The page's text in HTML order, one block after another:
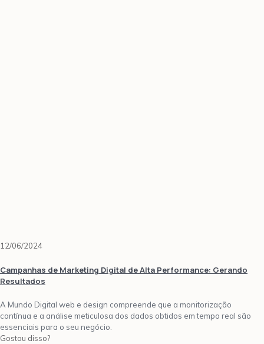
12/06/2024
Campanhas de Marketing Digital de Alta Performance: Gerando
Resultados
A Mundo Digital web e design compreende que a monitorização
contínua e a análise meticulosa dos dados obtidos em tempo real são
essenciais para o seu negócio.
Gostou disso?